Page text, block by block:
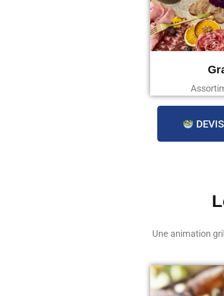
Une animation